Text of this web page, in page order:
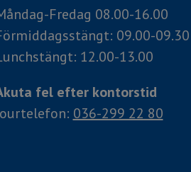
Fredag 08.00-16.00
09.00-09.30
12.00-13.00
fel efter kontorstid
036-299 22 80